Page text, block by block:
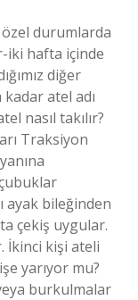
durumlarda
iki hafta içinde
diğer
atel adı
nasıl takılır?
Traksiyon
ayak bileğinden
çekiş uygular.
İkinci kişi ateli
yarıyor mu?
burkulmalar